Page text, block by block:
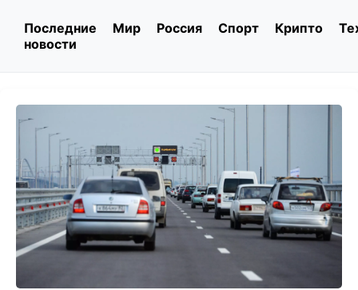
Последние
новости
Мир Россия Спорт Крипто